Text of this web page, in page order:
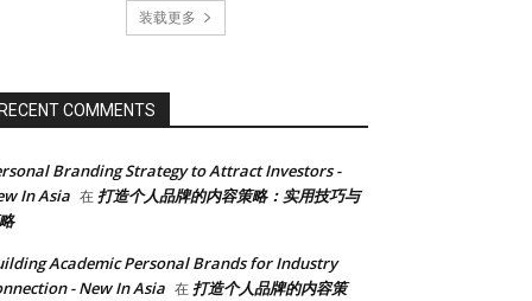
装载更多
COMMENTS
Branding Strategy to Attract Investors -
In Asia 在 打造个人品牌的内容策略：实用技巧与
Academic Personal Brands for Industry
- New In Asia 在 打造个人品牌的内容策